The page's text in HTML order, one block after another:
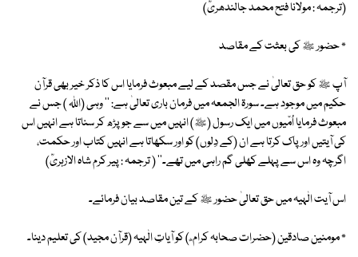
(ترجمہ : مولانا فتح محمد جالندھریؒ)
٭ حضور ﷺ کی بعثت کے مقاصد
آپ ﷺ کو حق تعالیٰ نے جس مقصد کے لیے مبعوث فرمایا اس کا ذکر خیر بھی قرآن
حکیم میں موجود ہے۔ سورۃ الجمعہ میں فرمان باری تعالیٰ ہے: '' وہی (اللہ ) جس نے
مبعوث فرمایا اُمّیوں میں ایک رسول (ﷺ) انہیں میں سے جو پڑھ کر سناتا ہے انہیں اس
کی آیتیں اور پاک کرتا ہے ان (کے دِلوں) کو اور سکھاتا ہے انہیں کتاب اور حکمت،
اگرچہ وہ اس سے پہلے کھلی گم راہی میں تھے۔'' ( ترجمہ : پیر کرم شاہ الازہریؒ)
اس آیت الٰہیہ میں حق تعالیٰ حضور ﷺ کے تین مقاصد بیان فرمائے۔
٭ مومنین صادقین (حضرات صحابہ کرام ؓ ) کو آیاتِ الٰہیہ (قرآن مجید) کی تعلیم دینا۔